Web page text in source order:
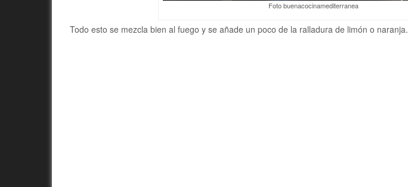
Foto buenacocinamediterranea
Todo esto se mezcla bien al fuego y se añade un poco de la ralladura de limón o naranja.